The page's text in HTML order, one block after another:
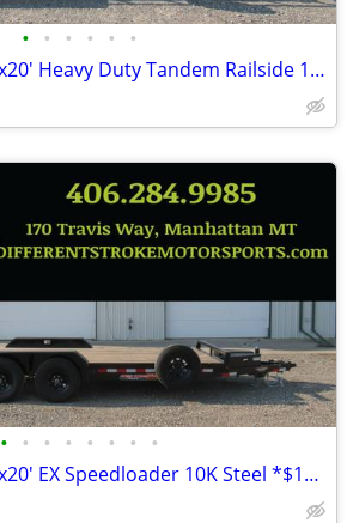
• • • • • •
New 2025 H&H 82"x20' Heavy Duty Tandem Railside 10K Steel
• • • • • • • •
New 2025 H&H 82"x20' EX Speedloader 10K Steel *$157/Month OAC $0 Down*